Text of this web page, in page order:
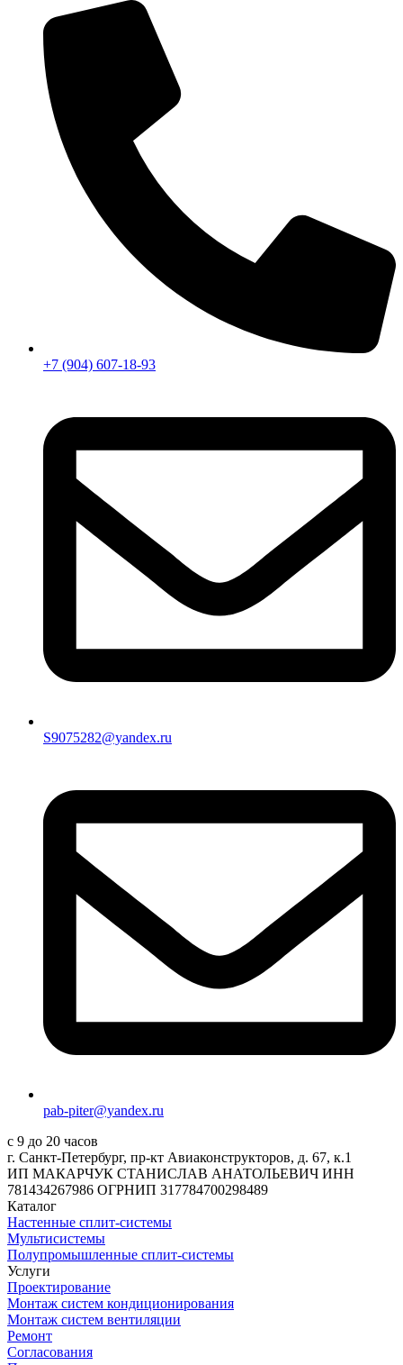
+7 (904) 607-18-93
S9075282@yandex.ru
pab-piter@yandex.ru
с 9 до 20 часов
г. Санкт-Петербург, пр-кт Авиаконструкторов, д. 67, к.1
ИП МАКАРЧУК СТАНИСЛАВ АНАТОЛЬЕВИЧ ИНН
781434267986 ОГРНИП 317784700298489
Каталог
Настенные сплит-системы
Мультисистемы
Полупромышленные сплит-системы
Услуги
Проектирование
Монтаж систем кондиционирования
Монтаж систем вентиляции
Ремонт
Согласования